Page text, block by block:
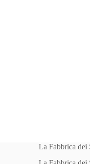
La Fabbrica dei